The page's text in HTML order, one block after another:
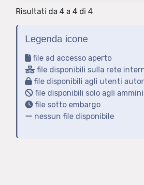
Risultati da 4 a 4 di 4
Legenda icone
file ad accesso aperto
file disponibili sulla rete
file disponibili agli utenti
file disponibili solo agli
file sotto embargo
nessun file disponibile